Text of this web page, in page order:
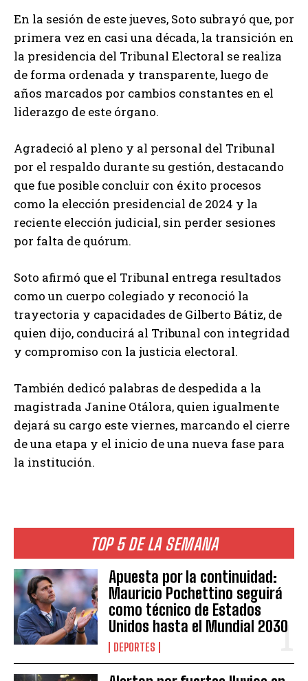
TOP 5 DE LA SEMANA
Apuesta por la continuidad:
Mauricio Pochettino seguirá
como técnico de Estados
Unidos hasta el Mundial 2030
DEPORTES
En la sesión de este jueves, Soto subrayó que, por
primera vez en casi una década, la transición en
la presidencia del Tribunal Electoral se realiza
de forma ordenada y transparente, luego de
años marcados por cambios constantes en el
liderazgo de este órgano.
Agradeció al pleno y al personal del Tribunal
por el respaldo durante su gestión, destacando
que fue posible concluir con éxito procesos
como la elección presidencial de 2024 y la
reciente elección judicial, sin perder sesiones
por falta de quórum.
Soto afirmó que el Tribunal entrega resultados
como un cuerpo colegiado y reconoció la
trayectoria y capacidades de Gilberto Bátiz, de
quien dijo, conducirá al Tribunal con integridad
y compromiso con la justicia electoral.
También dedicó palabras de despedida a la
magistrada Janine Otálora, quien igualmente
dejará su cargo este viernes, marcando el cierre
de una etapa y el inicio de una nueva fase para
la institución.